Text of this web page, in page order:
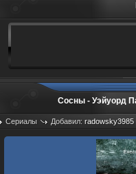
Сосны - Уэйуорд
Сериалы Добавил: radowsky3985
Просмотров: 528